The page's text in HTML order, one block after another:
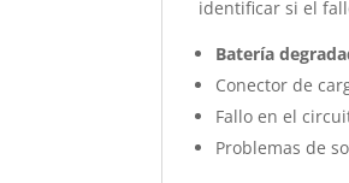
identificar si el
Batería
Conector de
Fallo en el
Problemas de